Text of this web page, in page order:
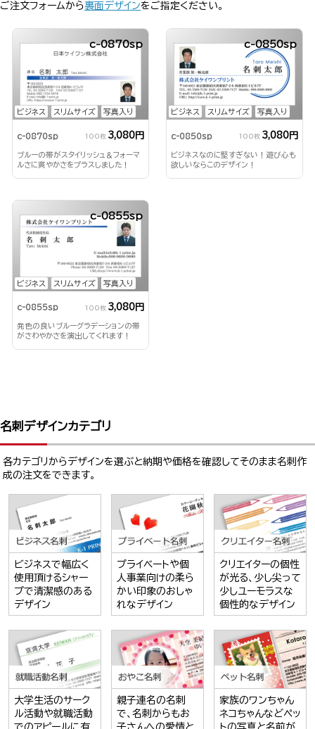
ご注文フォームから裏面デザインをご指定ください。
ビジネス スリムサイズ 写真入り
c-0870sp
c-0870sp 100枚 3,080円
ブルーの帯がスタイリッシュ＆フォーマ
ルさに爽やかさをプラスしました！
ビジネス スリムサイズ 写真入り
c-0850sp
c-0850sp 100枚 3,080円
ビジネスなのに堅すぎない！遊び心も
欲しいならこのデザイン！
ビジネス スリムサイズ 写真入り
c-0855sp
c-0855sp 100枚 3,080円
発色の良いブルーグラデーションの帯
がさわやかさを演出してくれます！
名刺デザインカテゴリ
各カテゴリからデザインを選ぶと納期や価格を確認してそのまま名刺作
成の注文をできます。
ビジネスで幅広く
使用頂けるシャー
プで清潔感のある
デザイン
プライベートや個
人事業向けの柔ら
かい印象のおしゃ
れなデザイン
クリエイターの個性
が光る、少し尖って
少しユーモラスな
個性的なデザイン
大学生活のサーク
ル活動や就職活動
親子連名の名刺
で、名刺からもお
家族のワンちゃん
ネコちゃんなどペッ